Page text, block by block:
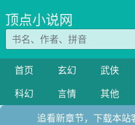
顶点小说网
首页 玄幻 武侠
科幻
言情 其他
追看新章节，下载本站